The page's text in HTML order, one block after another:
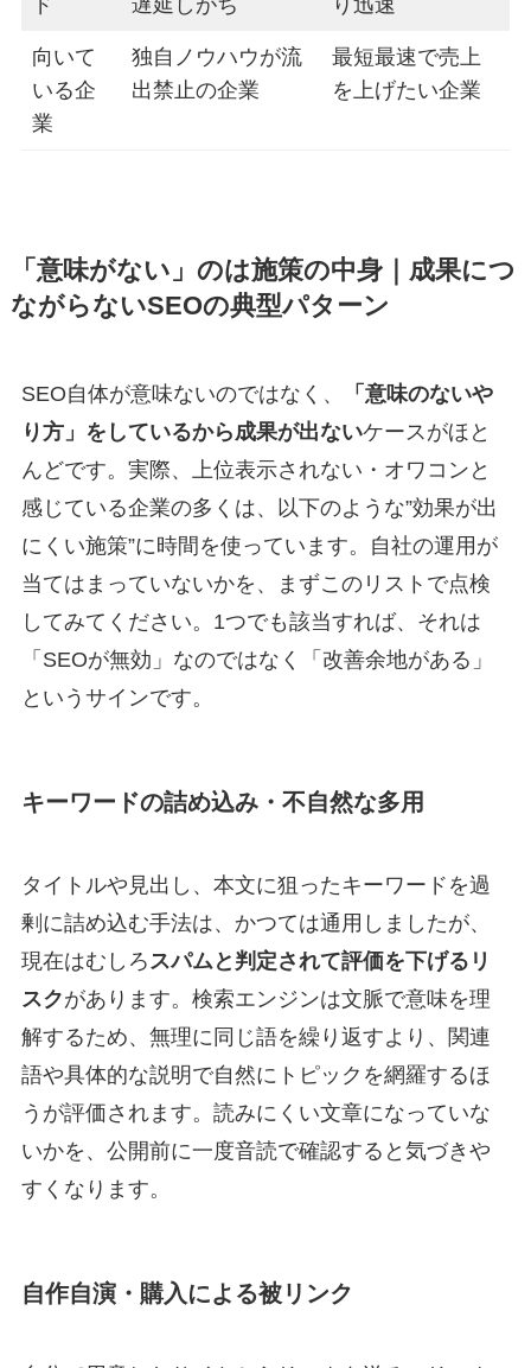
ド
遅延しがち
り迅速
向いて
いる企
業
独自ノウハウが流
出禁止の企業
最短最速で売上
を上げたい企業
「意味がない」のは施策の中身｜成果につ
ながらないSEOの典型パターン
SEO自体が意味ないのではなく、
「意味のないや
り方」をしているから成果が出ないケースがほと
んどです。実際、上位表示されない・オワコンと
感じている企業の多くは、以下のような”効果が出
にくい施策”に時間を使っています。自社の運用が
当てはまっていないかを、まずこのリストで点検
してみてください。1つでも該当すれば、それは
「SEOが無効」なのではなく「改善余地がある」
というサインです。
キーワードの詰め込み・不自然な多用
タイトルや見出し、本文に狙ったキーワードを過
剰に詰め込む手法は、かつては通用しましたが、
現在はむしろ スパムと判定されて評価を下げるリ
スクがあります。検索エンジンは文脈で意味を理
解するため、無理に同じ語を繰り返すより、関連
語や具体的な説明で自然にトピックを網羅するほ
うが評価されます。読みにくい文章になっていな
いかを、公開前に一度音読で確認すると気づきや
すくなります。
自作自演・購入による被リンク